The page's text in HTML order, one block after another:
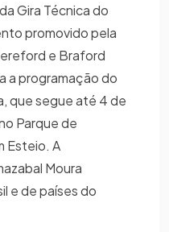
Gira Técnica do
promovido pela
e Braford
a programação do
que segue até 4 de
Parque de
Esteio. A
Moura
e de países do